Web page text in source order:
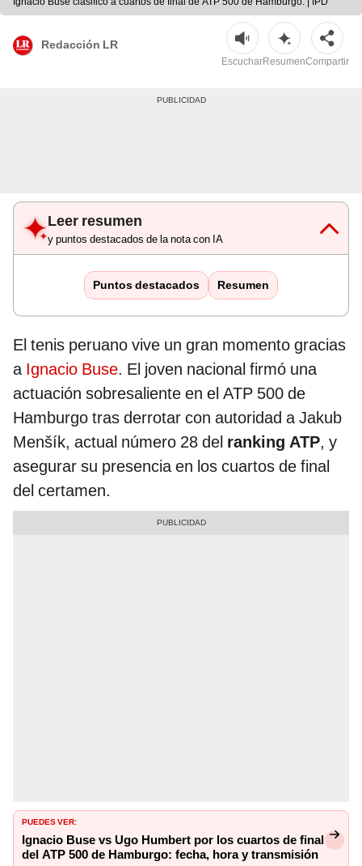
Redacción LR
EscucharResumenCompartir
Leer resumen
y puntos destacados de la nota con IA
Puntos destacados Resumen
El tenis peruano vive un gran momento gracias
a Ignacio Buse. El joven nacional firmó una
actuación sobresaliente en el ATP 500 de
Hamburgo tras derrotar con autoridad a Jakub
Menšík, actual número 28 del ranking ATP, y
asegurar su presencia en los cuartos de final
del certamen.
PUEDES VER:
Ignacio Buse vs Ugo Humbert por los cuartos de final
del ATP 500 de Hamburgo: fecha, hora y transmisión